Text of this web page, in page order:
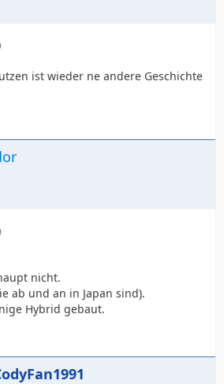
ist wieder ne andere Geschichte
nicht.
ab und an in Japan sind).
Hybrid gebaut.